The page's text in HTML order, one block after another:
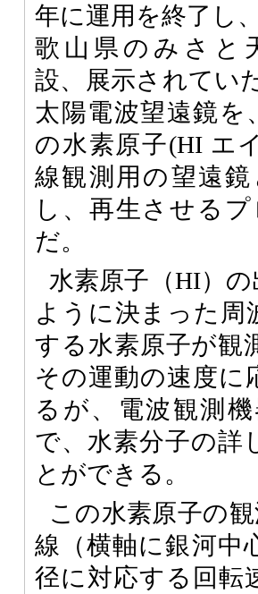
年に運用を終了し
歌山県のみさと
設、展示されてい
太陽電波望遠鏡を
の水素原子(HI エ
線観測用の望遠
し、再生させる
だ。
水素原子（HI）
ように決まった周
する水素原子が観
その運動の速度に
るが、電波観測
で、水素分子の詳
とができる。
この水素原子の
線（横軸に銀河中
径に対応する回転